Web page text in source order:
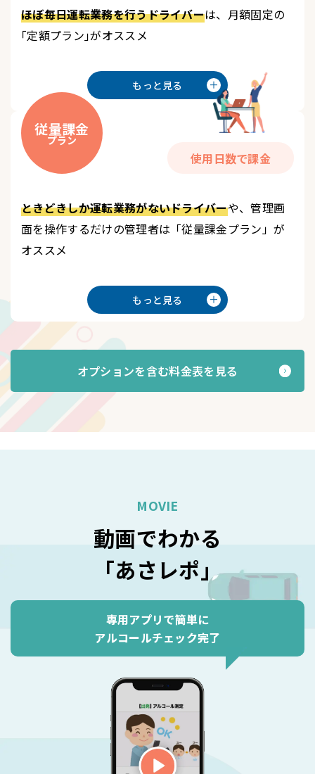
ほぼ毎日運転業務を行うドライバーは、月額固定の
｢定額プラン｣がオススメ
もっと見る
従量課金
プラン
使用日数で課金
ときどきしか運転業務がないドライバーや、管理画
面を操作するだけの管理者は「従量課金プラン」が
オススメ
もっと見る
オプションを含む料金表を見る
MOVIE
動画でわかる
「あさレポ」
専用アプリで簡単に
アルコールチェック完了